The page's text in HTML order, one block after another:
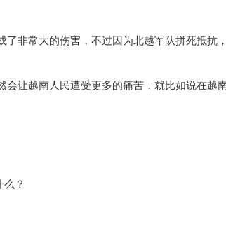
非常大的伤害，不过因为北越军队拼死抵抗
会让越南人民遭受更多的痛苦，就比如说在越